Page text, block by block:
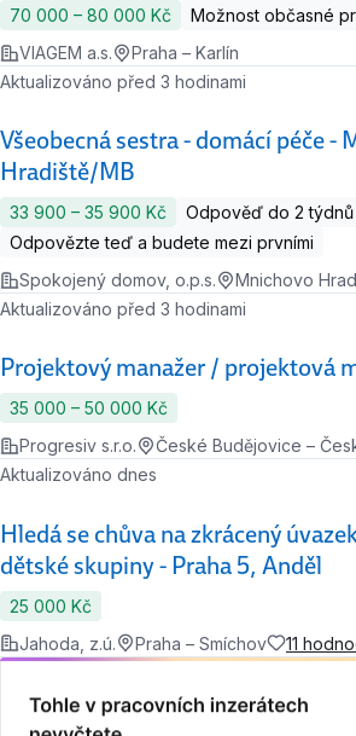
70 000 ‍–‍ 80 000 Kč
Možnost občasné
VIAGEM a.s.
Praha – Karlín
Všeobecná sestra - domácí péče -
Hradiště/MB
Aktualizováno před 3 hodinami
33 900 ‍–‍ 35 900 Kč
Odpověď do 2 týdnů
Odpovězte teď a budete mezi prvními
Spokojený domov, o.p.s.
Mnichovo
Projektový manažer / projektová
Aktualizováno před 3 hodinami
35 000 ‍–‍ 50 000 Kč
Progresiv s.r.o.
České Budějovice –
Hledá se chůva na zkrácený
dětské skupiny - Praha 5, Anděl
Aktualizováno dnes
25 000 Kč
Jahoda, z.ú.
Praha – Smíchov 11